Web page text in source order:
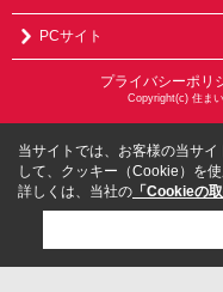
PCサイト
プライバシーポリ
Copyright(c) 住ま
当サイトでは、お客様の当サ
して、クッキー（Cookie）を使
詳しくは、当社の 「Cookieの